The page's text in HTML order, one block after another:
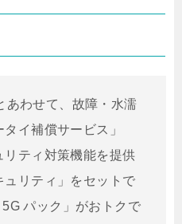
あわせて、故障・水濡
イ補償サービス」
リティ対策機能を提供
リティ」をセットで
パック」がおトクで